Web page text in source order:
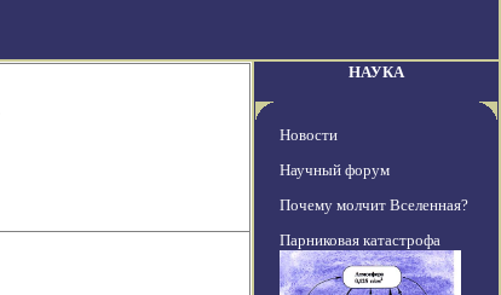
НАУКА
Новости
Научный форум
Почему молчит Вселенная?
Парниковая катастрофа